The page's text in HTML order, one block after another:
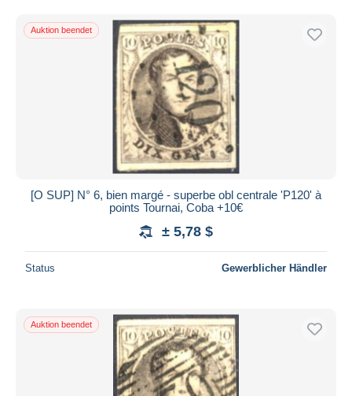
Auktion beendet
[O SUP] N° 6, bien margé - superbe obl centrale 'P120' à
points Tournai, Coba +10€
± 5,78 $
Status Gewerblicher Händler
Auktion beendet